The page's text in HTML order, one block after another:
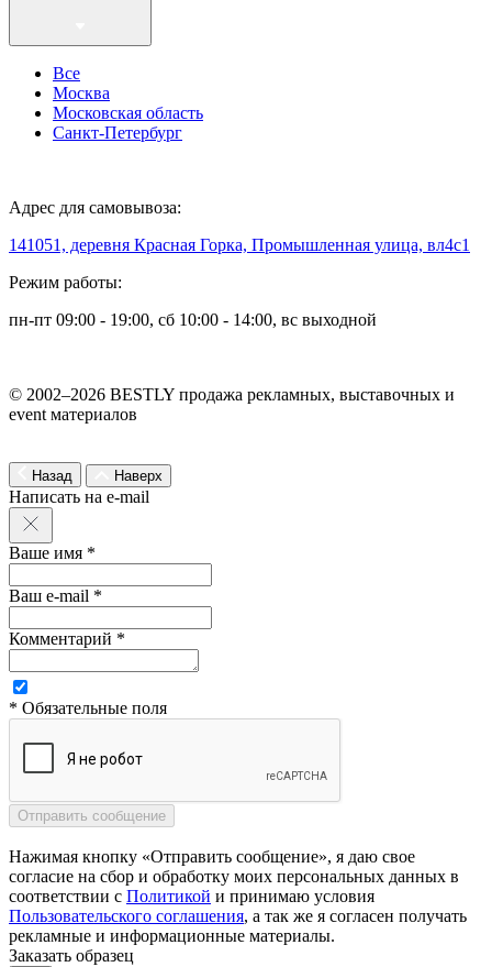
Все
Москва
Московская область
Санкт-Петербург
Адрес для самовывоза:
141051, деревня Красная Горка, Промышленная улица, вл4с1
Режим работы:
пн-пт 09:00 - 19:00, сб 10:00 - 14:00, вс выходной
© 2002–2026 BESTLY продажа рекламных, выставочных и
event материалов
Назад Наверх
Написать на e-mail
Ваше имя *
Ваш e-mail *
Комментарий *
* Обязательные поля
Нажимая кнопку «Отправить сообщение», я даю свое
согласие на сбор и обработку моих персональных данных в
соответствии с Политикой и принимаю условия
Пользовательского соглашения, а так же я согласен получать
рекламные и информационные материалы.
Заказать образец